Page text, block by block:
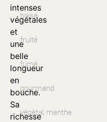
intenses
végétales
et
une
belle
longueur
en
bouche.
Sa
richesse
boisé
fruité
fumé
gourmand
végétal menthe